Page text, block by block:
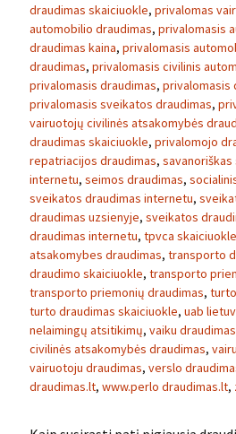
draudimas skaiciuokle, privalomas
automobilio draudimas, privalomasis
draudimas kaina, privalomasis
draudimas, privalomasis civilinis
privalomasis draudimas, privalomasis
privalomasis sveikatos draudimas,
vairuotojų civilinės atsakomybės
draudimas skaiciuokle, privalomojo
repatriacijos draudimas,
internetu, seimos draudimas,
sveikatos draudimas internetu,
draudimas uzsienyje, sveikatos
draudimas internetu, tpvca skaiciuokle
atsakomybes draudimas, transporto
draudimo skaiciuokle, transporto
transporto priemonių draudimas,
turto draudimas skaiciuokle, uab
nelaimingų atsitikimų, vaiku draudimas
civilinės atsakomybės draudimas,
vairuotoju draudimas, verslo
draudimas.lt, www.perlo draudimas.lt,